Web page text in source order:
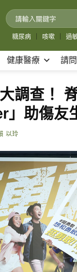
糖尿病 咳嗽 過
健康醫療 請
調查！
」助傷友
以玲